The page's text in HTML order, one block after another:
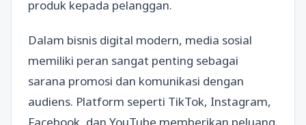
produk kepada pelanggan.
Dalam bisnis digital modern, media sosial
memiliki peran sangat penting sebagai
sarana promosi dan komunikasi dengan
audiens. Platform seperti TikTok, Instagram,
Facebook, dan YouTube memberikan peluang